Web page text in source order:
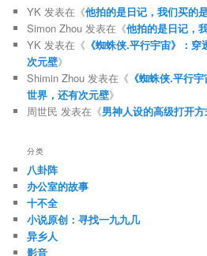
YK 发表在《他拍的是日记，我们买的
Simon Zhou 发表在《他拍的是日记，
YK 发表在《 《蜘蛛侠.平行宇宙》：
次元壁》
Shimin Zhou 发表在《 《蜘蛛侠.平行
世界，还有次元壁》
周世民 发表在《男神人设的高级打开
分类
八卦阵
办公室的故事
十不全
小说原创：寻找一九九几
异乡人
影音